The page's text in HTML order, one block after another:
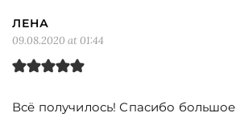
ЛЕНА
09.08.2020 at 01:44
Всё получилось! Спасибо